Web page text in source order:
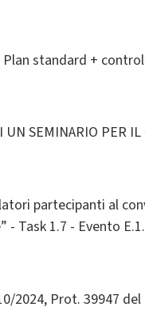
standard +
UN SEMINARIO PER
partecipanti al
Task 1.7 - Evento
2024, Prot. 39947 del